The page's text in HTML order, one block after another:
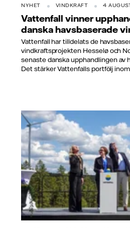
NYHET VINDKRAFT 4
Vattenfall vinner
danska havsbaserade
Vattenfall har tilldelats de
vindkraftsprojekten Hesselø och
senaste danska upphandlingen av
Det stärker Vattenfalls portfölj inom